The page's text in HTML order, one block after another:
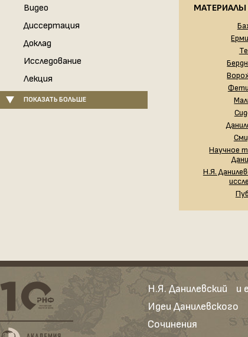
Видео
Диссертация
Доклад
Исследование
Лекция
ПОКАЗАТЬ БОЛЬШЕ
МАТЕРИАЛЫ
Научное
Н.Я.
Н.Я. Данилевский и
Идеи Данилевского
Сочинения